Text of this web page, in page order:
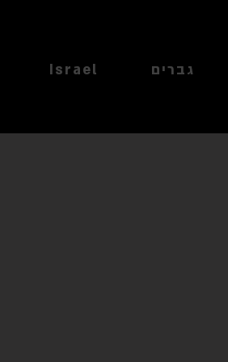
גברים Israel